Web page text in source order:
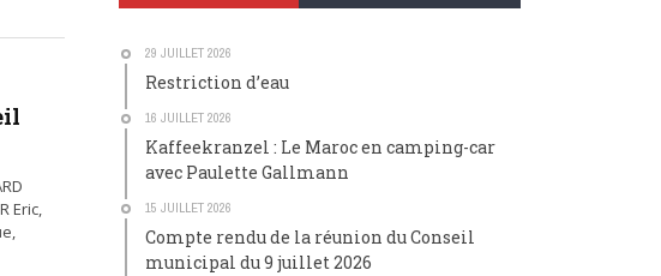
Eric,
29 JUILLET 2026
Restriction d’eau
16 JUILLET 2026
Kaffeekranzel : Le Maroc en camping-car
avec Paulette Gallmann
15 JUILLET 2026
Compte rendu de la réunion du Conseil
municipal du 9 juillet 2026